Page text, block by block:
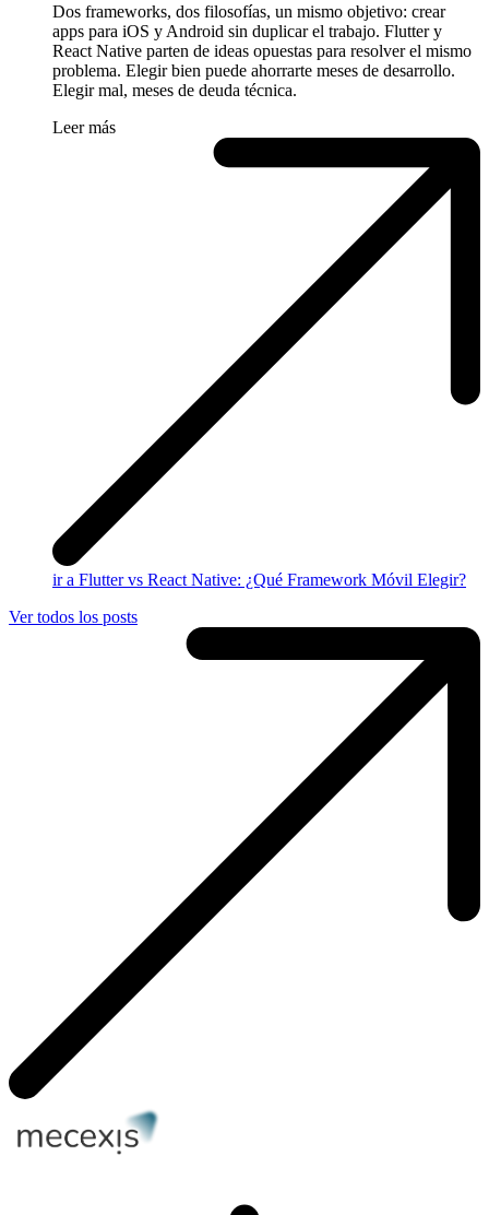
Dos frameworks, dos filosofías, un mismo objetivo: crear
apps para iOS y Android sin duplicar el trabajo. Flutter y
React Native parten de ideas opuestas para resolver el mismo
problema. Elegir bien puede ahorrarte meses de desarrollo.
Elegir mal, meses de deuda técnica.
Leer más
ir a Flutter vs React Native: ¿Qué Framework Móvil Elegir?
Ver todos los posts